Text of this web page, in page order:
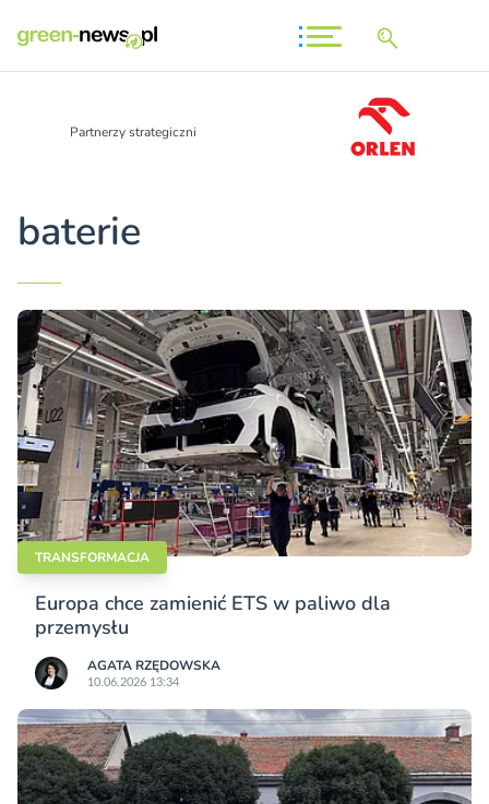
Partnerzy strategiczni
baterie
TRANSFORMACJA
Europa chce zamienić ETS w paliwo dla
przemysłu
AGATA RZĘDOWSKA
10.06.2026 13:34